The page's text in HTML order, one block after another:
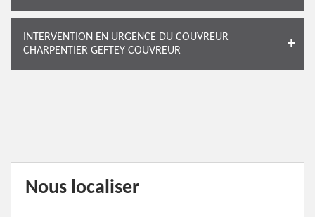
INTERVENTION EN URGENCE DU COUVREUR
CHARPENTIER GEFTEY COUVREUR
Nous localiser